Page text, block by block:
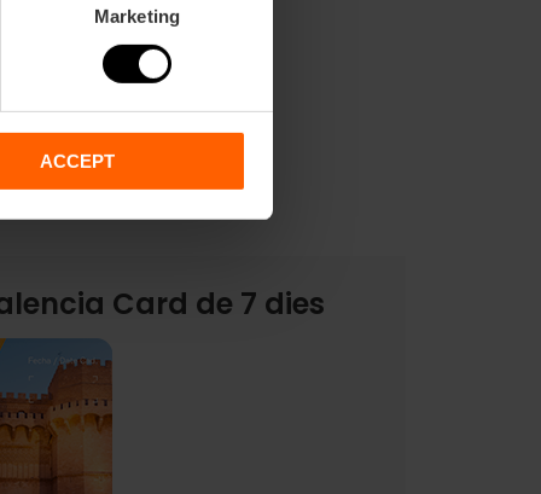
Marketing
ACCEPT
dies sense transport
Card de 7 dies